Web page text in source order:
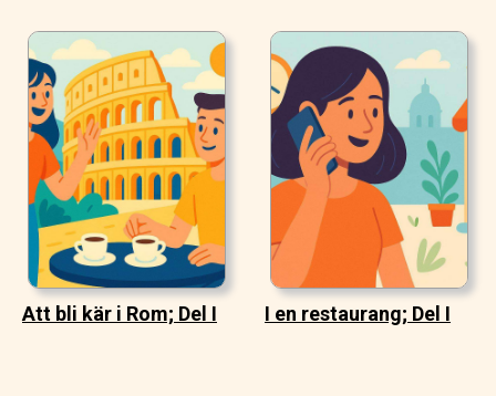
Att bli kär i Rom; Del I I en restaurang; Del I